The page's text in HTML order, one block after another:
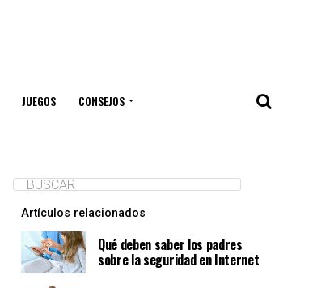
JUEGOS CONSEJOS
Artículos relacionados
Qué deben saber los padres
sobre la seguridad en Internet